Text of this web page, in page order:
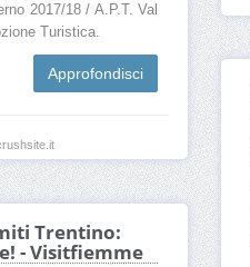
2017/18 / A.P.T. Val
Turistica.
Approfondisci
Trentino:
- Visitfiemme